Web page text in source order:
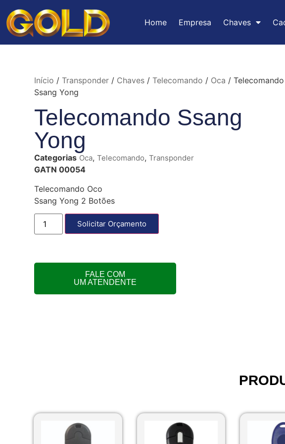
Home Empresa Chaves
Início / Transponder/ Chaves/ Telecomando / Oca / Telecomando
Ssang Yong
Telecomando Ssang
Yong
Categorias Oca, Telecomando, Transponder
GATN 00054
Telecomando Oco
Ssang Yong 2 Botões
Solicitar Orçamento
FALE COM
UM ATENDENTE